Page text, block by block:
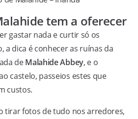
tem a oferecer
gastar nada e curtir só os
a dica é conhecer as ruínas da
deMalahide Abbey, e o
castelo, passeios estes que
custos.
tirar fotos de tudo nos arredores,